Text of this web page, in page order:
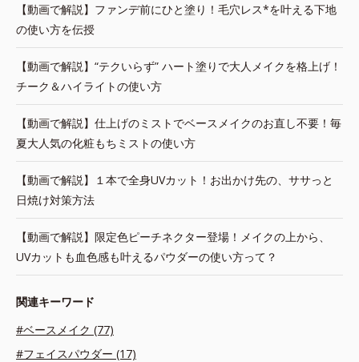
【動画で解説】ファンデ前にひと塗り！毛穴レス*を叶える下地
の使い方を伝授
【動画で解説】“テクいらず” ハート塗りで大人メイクを格上げ！
チーク＆ハイライトの使い方
【動画で解説】仕上げのミストでベースメイクのお直し不要！毎
夏大人気の化粧もちミストの使い方
【動画で解説】１本で全身UVカット！お出かけ先の、ササっと
日焼け対策方法
【動画で解説】限定色ピーチネクター登場！メイクの上から、
UVカットも血色感も叶えるパウダーの使い方って？
関連キーワード
#ベースメイク (77)
#フェイスパウダー (17)